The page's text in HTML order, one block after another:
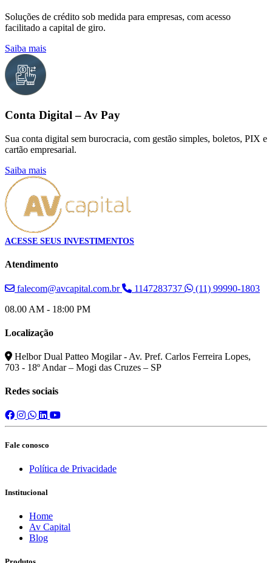
Soluções de crédito sob medida para empresas, com acesso
facilitado a capital de giro.
Saiba mais
Conta Digital – Av Pay
Sua conta digital sem burocracia, com gestão simples, boletos, PIX e
cartão empresarial.
Saiba mais
ACESSE SEUS INVESTIMENTOS
Atendimento
falecom@avcapital.com.br 1147283737
(11) 99990-1803
08.00 AM - 18:00 PM
Localização
Helbor Dual Patteo Mogilar - Av. Pref. Carlos Ferreira Lopes,
703 - 18º Andar – Mogi das Cruzes – SP
Redes sociais
Fale conosco
Política de Privacidade
Institucional
Home
Av Capital
Blog